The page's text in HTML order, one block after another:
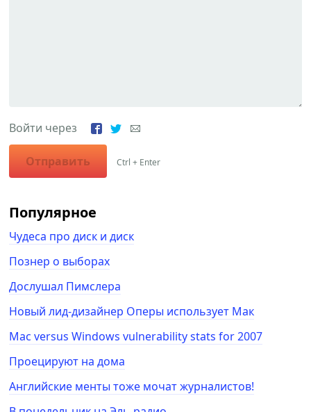
Войти через
Отправить Ctrl + Enter
Популярное
Чудеса про диск и диск
Познер о выборах
Дослушал Пимслера
Новый лид-дизайнер Оперы использует Мак
Mac versus Windows vulnerability stats for 2007
Проецируют на дома
Английские менты тоже мочат журналистов!